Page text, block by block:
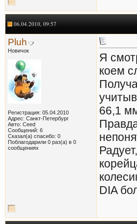
06.04.2010, 09:57
Pluh
Новичок
Регистрация: 05.04.2010
Адрес: Санкт-Петербург
Авто: Ceed
Сообщений: 6
Сказал(а) спасибо: 0
Поблагодарили 0 раз(а) в 0
сообщениях
Я
коем
66,1
DIA